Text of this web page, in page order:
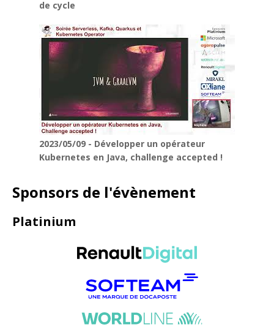
de cycle
2023/05/09 - Développer un opérateur
Kubernetes en Java, challenge accepted !
Sponsors de l'évènement
Platinium